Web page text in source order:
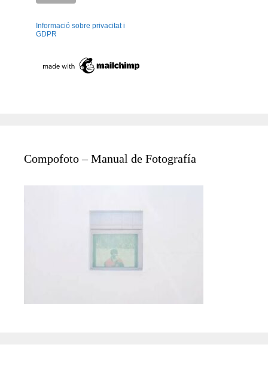
Informació sobre privacitat i
GDPR
Compofoto – Manual de Fotografía